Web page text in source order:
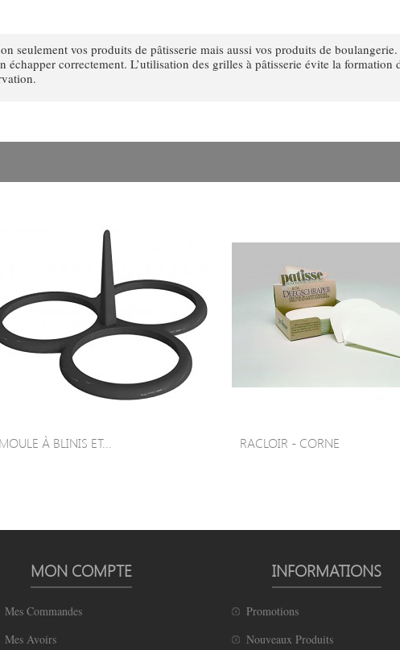
seulement vos produits de pâtisserie mais aussi vos produits de
échapper correctement. L’utilisation des grilles à pâtisserie évite la
MOULE À BLINIS ET... RACLOIR - CORNE
MON COMPTE
Mes Commandes
Mes Avoirs
INFORMATIONS
Promotions
Nouveaux Produits